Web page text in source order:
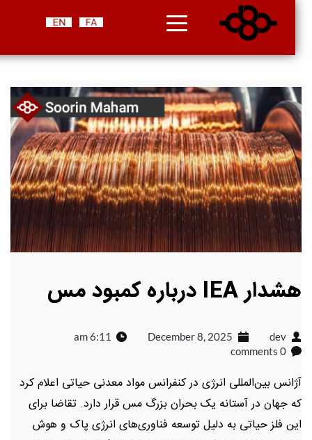
هشدار IEA درباره کمبود مس
dev
December 8, 2025
6:11 am
0 comments
آژانس بین‌المللی انرژی در کنفرانس مواد معدنی حیاتی اعلام کرد
که جهان در آستانه یک بحران بزرگ مس قرار دارد. تقاضا برای
این فلز حیاتی به دلیل توسعه فناوری‌های انرژی پاک و هوش